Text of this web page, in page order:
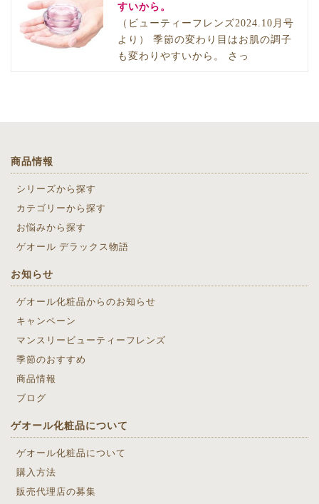
すいから。
（ビューティーフレンズ2024.10月号
より） 季節の変わり目はお肌の調子
も変わりやすいから。 さっ
商品情報
シリーズから探す
カテゴリーから探す
お悩みから探す
ゲオール デラックス物語
お知らせ
ゲオール化粧品からのお知らせ
キャンペーン
マンスリービューティーフレンズ
季節のおすすめ
商品情報
ブログ
ゲオール化粧品について
ゲオール化粧品について
購入方法
販売代理店の募集